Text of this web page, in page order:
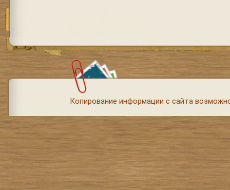
Копирование информации с сайта